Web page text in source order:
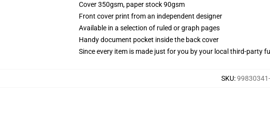
Cover 350gsm, paper stock 90gsm
Front cover print from an independent designer
Available in a selection of ruled or graph pages
Handy document pocket inside the back cover
Since every item is made just for you by your local third-party
SKU: